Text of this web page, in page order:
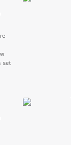
set